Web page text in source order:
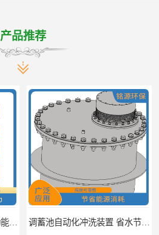
产品推荐
调蓄池自动化冲洗装置 省水节能 提高工作效率